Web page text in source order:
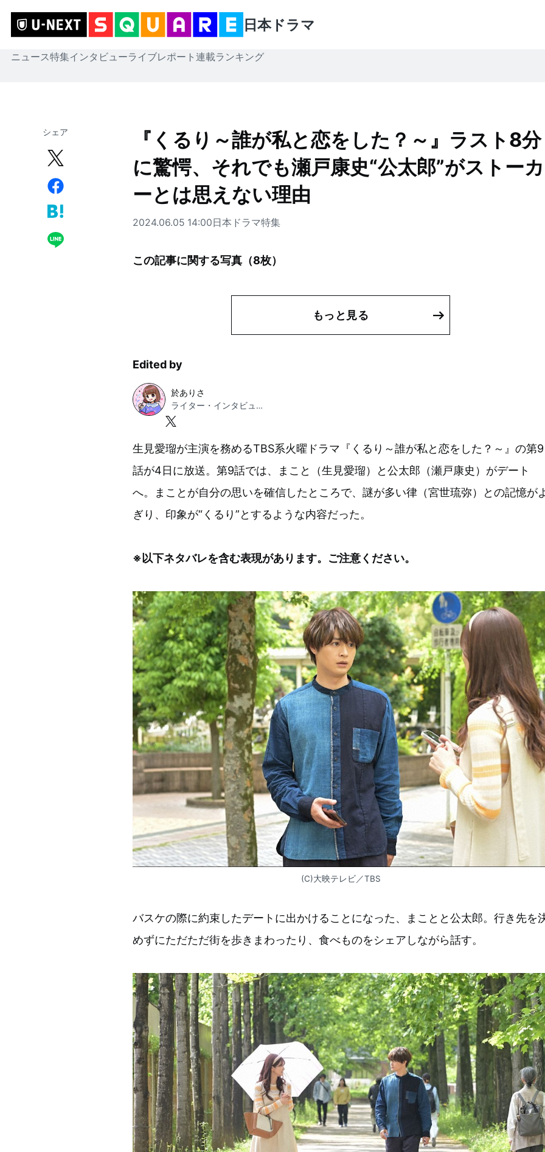
日本ドラマ
ニュース特集インタビューライブレポート 連載ランキング
シェア
『くるり～誰が私と恋をした？～』ラスト8分
に驚愕、それでも瀬戸康史“公太郎”がストーカ
ーとは思えない理由
2024.06.05 14:00日本ドラマ特集
この記事に関する写真（8枚）
もっと見る
Edited by
於ありさ
ライター・インタビュアー
生見愛瑠が主演を務めるTBS系火曜ドラマ『くるり～誰が私と恋をした？～』の第9
話が4日に放送。第9話では、まこと（生見愛瑠）と公太郎（瀬戸康史）がデート
へ。まことが自分の思いを確信したところで、謎が多い律（宮世琉弥）との記憶が
ぎり、印象が“くるり”とするような内容だった。
※以下ネタバレを含む表現があります。ご注意ください。
(C)大映テレビ／TBS
バスケの際に約束したデートに出かけることになった、まことと公太郎。行き先を
めずにただただ街を歩きまわったり、食べものをシェアしながら話す。